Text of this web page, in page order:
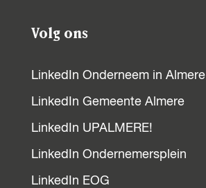
Volg ons
LinkedIn Onderneem in Almere
LinkedIn Gemeente Almere
LinkedIn UPALMERE!
LinkedIn Ondernemersplein
LinkedIn EOG